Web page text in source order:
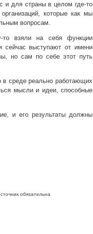
и для страны в целом где-то
которые как мы
вопросам.
то взяли на себя функции
сейчас выступают от имени
но сам по себе этот путь
в среде реально работающих
мысли и идеи, способные
и его результаты должны
обязательна